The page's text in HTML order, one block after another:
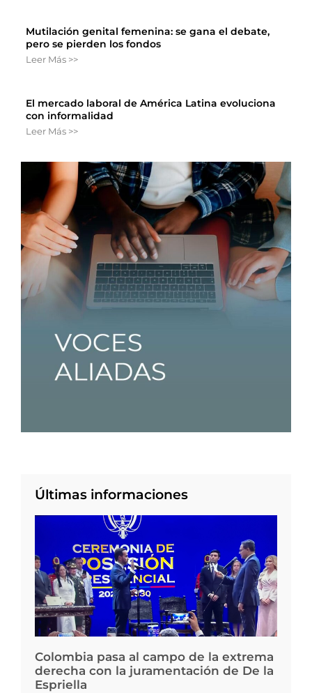
Mutilación genital femenina: se gana el debate,
pero se pierden los fondos
Leer Más >>
El mercado laboral de América Latina evoluciona
con informalidad
Leer Más >>
Últimas informaciones
Colombia pasa al campo de la extrema
derecha con la juramentación de De la
Espriella